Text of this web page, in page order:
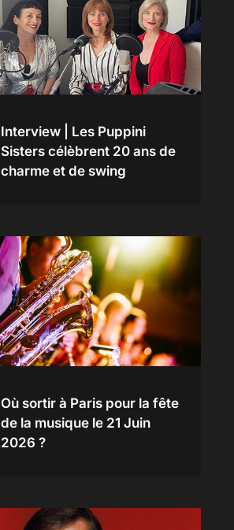
Interview | Les Puppini
Sisters célèbrent 20 ans de
charme et de swing
Où sortir à Paris pour la fête
de la musique le 21 Juin
2026 ?